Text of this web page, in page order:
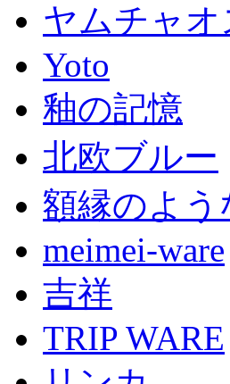
ヤムチャオ
Yoto
釉の記憶
北欧ブルー
額縁のよう
meimei-ware
吉祥
TRIP WARE